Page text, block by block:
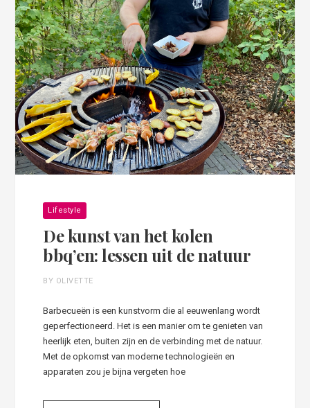
Lifestyle
De kunst van het kolen
bbq’en: lessen uit de natuur
BY OLIVETTE
Barbecueën is een kunstvorm die al eeuwenlang wordt
geperfectioneerd. Het is een manier om te genieten van
heerlijk eten, buiten zijn en de verbinding met de natuur.
Met de opkomst van moderne technologieën en
apparaten zou je bijna vergeten hoe